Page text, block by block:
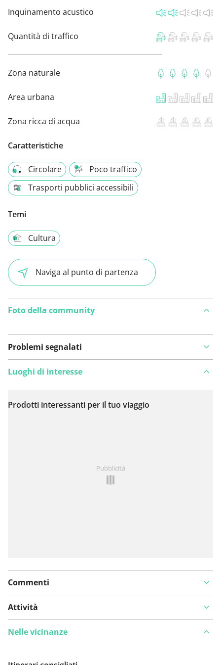
Inquinamento acustico
Quantità di traffico
Zona naturale
Area urbana
Zona ricca di acqua
Caratteristiche
Circolare
Poco traffico
Trasporti pubblici accessibili
Temi
Cultura
Naviga al punto di partenza
Foto della community
Problemi segnalati
Visualizza sulla mappa
Luoghi di interesse
Prodotti interessanti per il tuo viaggio
Pubblicità
Commenti
Attività
Nelle vicinanze